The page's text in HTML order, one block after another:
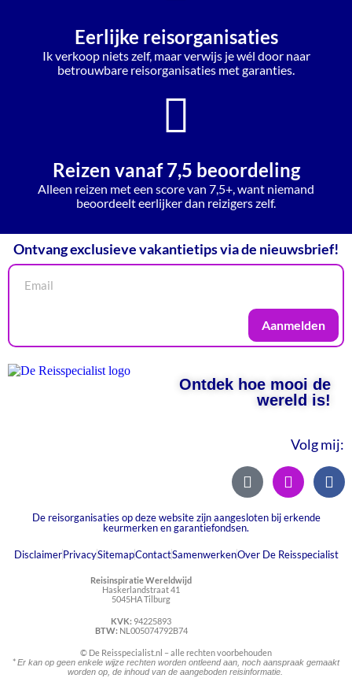
Eerlijke reisorganisaties
Ik verkoop niets zelf, maar verwijs je wél door naar
betrouwbare reisorganisaties met garanties.
Reizen vanaf 7,5 beoordeling
Alleen reizen met een score van 7,5+, want niemand
beoordeelt eerlijker dan reizigers zelf.
Ontvang exclusieve vakantietips via de nieuwsbrief!
Aanmelden
Ontdek hoe mooi de
wereld is!
Volg mij:
De reisorganisaties op deze website zijn aangesloten bij erkende
keurmerken en garantiefondsen.
DisclaimerPrivacySitemapContactSamenwerkenOver De Reisspecialist
Reisinspiratie Wereldwijd
Haskerlandstraat 41
5045HA Tilburg
KVK: 94225893
BTW: NL005074792B74
© De Reisspecialist.nl – alle rechten voorbehouden
*Er kan op geen enkele wijze rechten worden ontleend aan, noch aanspraak gemaakt
worden op, de inhoud van de aangeboden reisinformatie.